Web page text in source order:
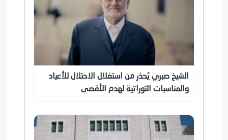
الشيخ صبري يُحذر من استغلال الاحتلال للأعياد
والمناسبات التوراتية لهدم الأقصى